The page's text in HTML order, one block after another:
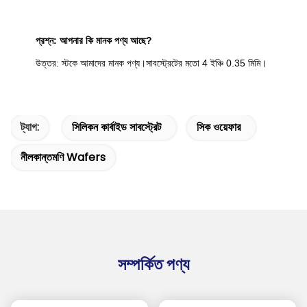
প্রশ্ন: আপনার কি মানক পণ্য আছে?
উত্তর: স্টকে আমাদের মানক পণ্য।সাবস্ট্রেটের মতো 4 ইঞ্চি 0.35 মিমি।
ট্যাগ: সিলিকন কার্বাইড সাবস্ট্রেট
সিক ওয়েফার
নীলকান্তমণি Wafers
সম্পর্কিত পণ্য